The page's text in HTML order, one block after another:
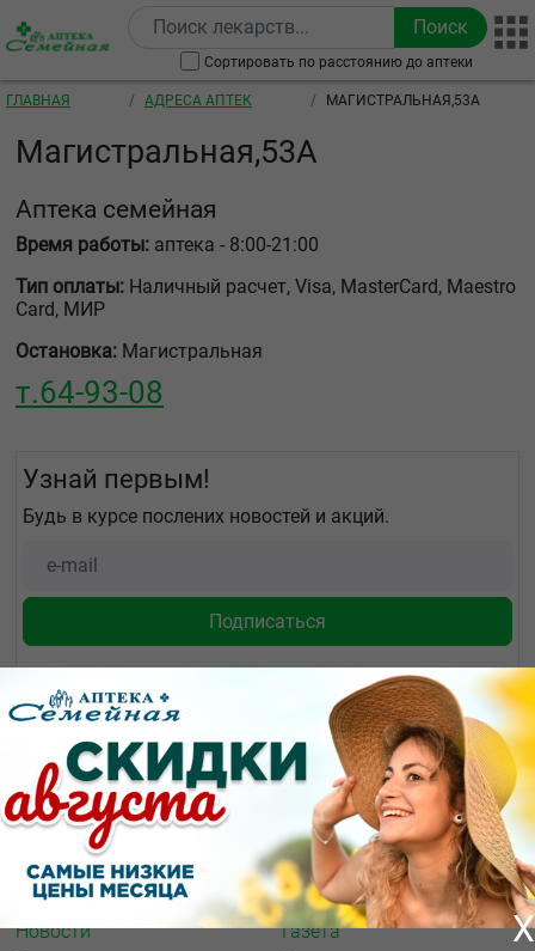
Сортировать по расстоянию до аптеки
Строка навигации
ГЛАВНАЯ АДРЕСА АПТЕК МАГИСТРАЛЬНАЯ,53А
Магистральная,53А
Аптека семейная
Время работы: аптека - 8:00-21:00
Тип оплаты: Наличный расчет, Visa, MasterCard, Maestro
Card, МИР
Остановка: Магистральная
т.64-93-08
Узнай первым!
Будь в курсе послених новостей и акций.
X
О КОМПАНИИ
О нас
Акции
Архив акций
Новости
ИНФОРМАЦИЯ
Аптечная справка
Адреса аптек
Спорт и фитнес
Газета